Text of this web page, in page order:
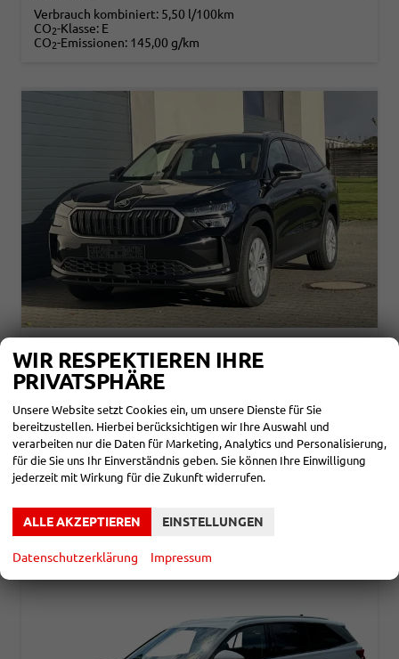
Verbrauch kombiniert: 5,50 l/100km
CO2-Klasse: E
CO2-Emissionen: 145,00 g/km
SKODA KODIAQ
SELECTION 2,0 TDI DSG 110KW NAVI
unverbindliche Lieferzeit:6 Monate
Fahrzeugnr. 857660
Automatik
Kraftstoff
Diesel Leistung 110 kW (150 PS)
38.780,– €
incl. 19% MwSt.
CO2 -Klasse:E
2
WIR RESPEKTIEREN IHRE
PRIVATSPHÄRE
Unsere Website setzt Cookies ein, um unsere Dienste für Sie
bereitzustellen. Hierbei berücksichtigen wir Ihre Auswahl und
verarbeiten nur die Daten für Marketing, Analytics und Personalisierung,
für die Sie uns Ihr Einverständnis geben. Sie können Ihre Einwilligung
jederzeit mit Wirkung für die Zukunft widerrufen.
ALLE AKZEPTIEREN EINSTELLUNGEN
Datenschutzerklärung Impressum